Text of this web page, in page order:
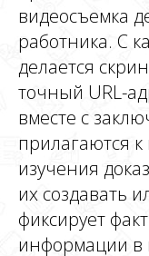
видеосъемка
работника. С
делается
точный URL-
вместе с
прилагаются
изучения
их создавать
фиксирует
информации в